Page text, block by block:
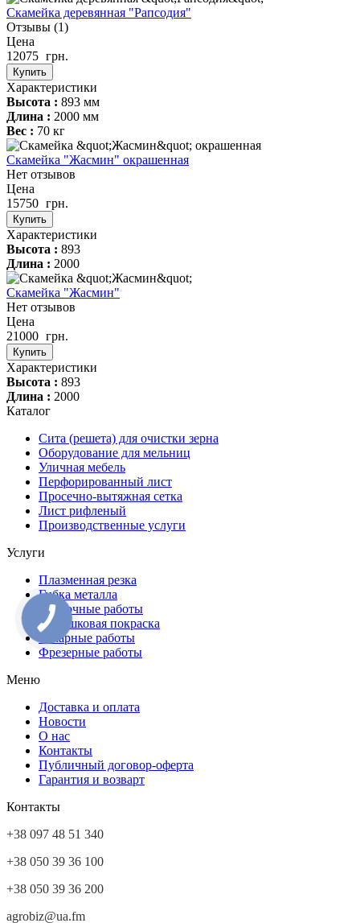
Скамейка деревянная "Рапсодия"
Отзывы (1)
Цена
12075 грн.
Купить
Характеристики
Высота : 893 мм
Длина : 2000 мм
Вес : 70 кг
Скамейка "Жасмин" окрашенная
Нет отзывов
Цена
15750 грн.
Купить
Характеристики
Высота : 893
Длина : 2000
Скамейка "Жасмин"
Нет отзывов
Цена
21000 грн.
Купить
Характеристики
Высота : 893
Длина : 2000
Каталог
Сита (решета) для очистки зерна
Оборудование для мельниц
Уличная мебель
Перфорированный лист
Просечно-вытяжная сетка
Лист рифленый
Производственные услуги
Услуги
Плазменная резка
Гибка металла
Сварочные работы
Порошковая покраска
Токарные работы
Фрезерные работы
Меню
Доставка и оплата
Новости
О нас
Контакты
Публичный договор-оферта
Гарантия и возварт
Контакты
+38 097 48 51 340
+38 050 39 36 100
+38 050 39 36 200
agrobiz@ua.fm